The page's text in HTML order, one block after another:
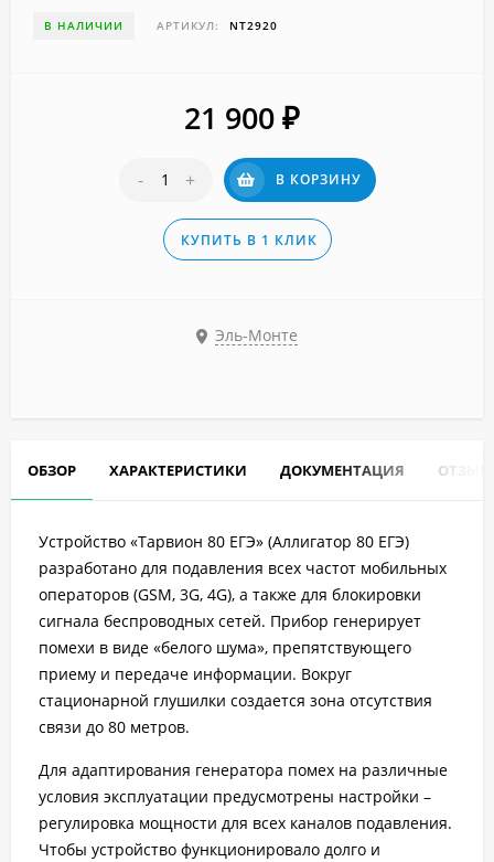
В НАЛИЧИИ АРТИКУЛ: NT2920
21 900 ₽
- + В КОРЗИНУ
КУПИТЬ В 1 КЛИК
Эль-Монте
ОБЗОР ХАРАКТЕРИСТИКИ ДОКУМЕНТАЦИЯ
Устройство «Тарвион 80 ЕГЭ» (Аллигатор 80 ЕГЭ)
разработано для подавления всех частот мобильных
операторов (GSM, 3G, 4G), а также для блокировки
сигнала беспроводных сетей. Прибор генерирует
помехи в виде «белого шума», препятствующего
приему и передаче информации. Вокруг
стационарной глушилки создается зона отсутствия
связи до 80 метров.
Для адаптирования генератора помех на различные
условия эксплуатации предусмотрены настройки –
регулировка мощности для всех каналов подавления.
Чтобы устройство функционировало долго и